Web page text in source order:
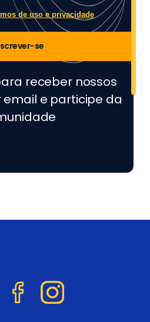
de uso e privacidade
se
receber nossos
e participe da